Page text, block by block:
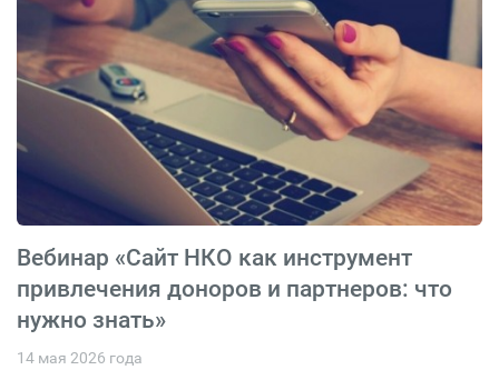
Вебинар «Сайт НКО как инструмент
привлечения доноров и партнеров: что
нужно знать»
14 мая 2026 года